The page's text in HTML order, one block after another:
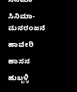
ಸಿನಿಮಾ-
ಮನರಂಜನೆ
ಹಾವೇರಿ
ಹಾಸನ
ಹುಬ್ಬಳ್ಳಿ